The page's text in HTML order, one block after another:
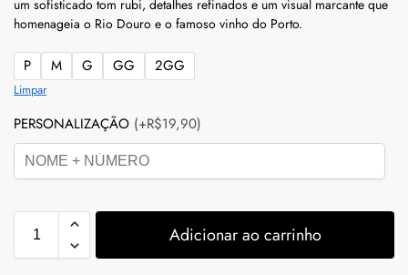
um sofisticado tom rubi, detalhes refinados e um visual marcante que
homenageia o Rio Douro e o famoso vinho do Porto.
P M G GG 2GG
Limpar
PERSONALIZAÇÃO (+R$19,90)
Adicionar ao carrinho